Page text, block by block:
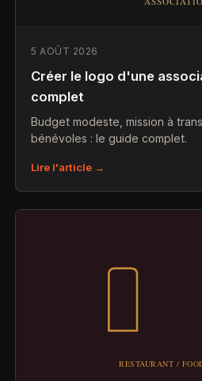
5 AOÛT 2026
Créer le logo d'une
complet
Budget modeste, mission à
bénévoles : le guide complet.
Lire l'article →